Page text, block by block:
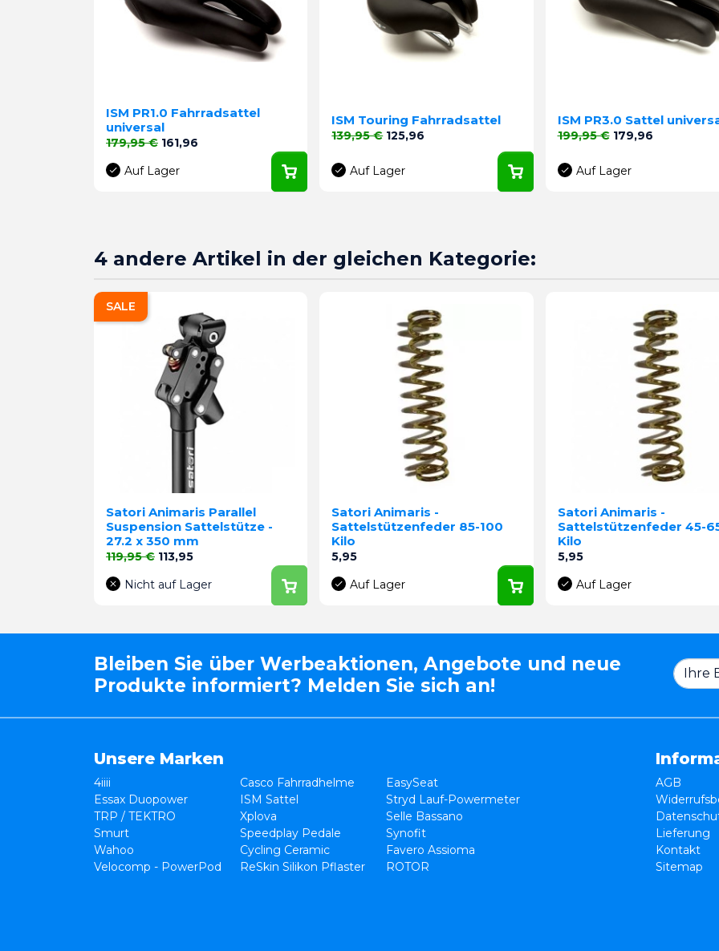
ISM PR1.0 Fahrradsattel
universal
Verkaufspreis
179,95 € Preis
161,96
Auf Lager
ISM Touring Fahrradsattel
Verkaufspreis
139,95 € Preis
125,96
Auf Lager
ISM PR3.0 Sattel
Verkaufspreis
199,95 € Preis
179,96
Auf Lager
4 andere Artikel in der gleichen Kategorie:
Satori Animaris Parallel
Suspension Sattelstütze -
27.2 x 350 mm
Verkaufspreis
119,95 € Preis
113,95
Nicht auf Lager
SALE
Satori Animaris -
Sattelstützenfeder 85-100
Kilo
Preis
5,95
Auf Lager
Satori Animaris -
Sattelstützenfeder 45-
Kilo
Preis
5,95
Auf Lager
Bleiben Sie über Werbeaktionen, Angebote und neue
Produkte informiert? Melden Sie sich an!
Unsere Marken
4iiii Casco Fahrradhelme
EasySeat
Essax Duopower
ISM Sattel
Stryd Lauf-Powermeter
TRP / TEKTRO
Xplova
Selle Bassano
Smurt
Speedplay Pedale
Synofit
Wahoo
Cycling Ceramic
Favero Assioma
Velocomp - PowerPod
ReSkin Silikon Pflaster ROTOR
AGB
Lieferung
Kontakt
Sitemap